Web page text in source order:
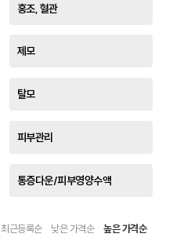
홍조, 혈관
제모
탈모
피부관리
통증다운/피부영양수액
최근등록순 낮은 가격순 높은 가격순